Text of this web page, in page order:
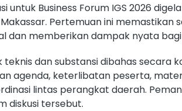
untuk Business Forum IGS 2026
Makassar. Pertemuan ini memastikan
dan memberikan dampak nyata
teknis dan substansi dibahas secara
agenda, keterlibatan peserta,
lintas perangkat daerah.
diskusi tersebut.